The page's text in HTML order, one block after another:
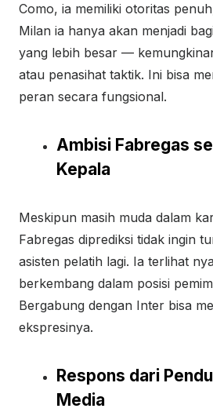
Como, ia memiliki otoritas
Milan ia hanya akan menjadi
yang lebih besar —
atau penasihat taktik. Ini bisa
peran secara fungsional.
Ambisi Fabregas
Kepala
Meskipun masih muda dalam
Fabregas diprediksi tidak ingin
asisten pelatih lagi. Ia terlihat
berkembang dalam posisi
Bergabung dengan Inter bisa
ekspresinya.
Respons dari
Media